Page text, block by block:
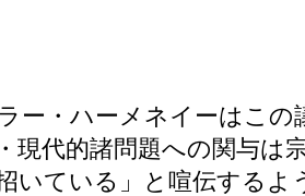
ー・ハーメネイーはこの
現代的諸問題への関与は
いている」と喧伝する